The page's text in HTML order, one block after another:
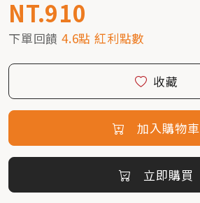
NT.910
下單回饋 4.6點 紅利點數
收藏
加入購物車
立即購買